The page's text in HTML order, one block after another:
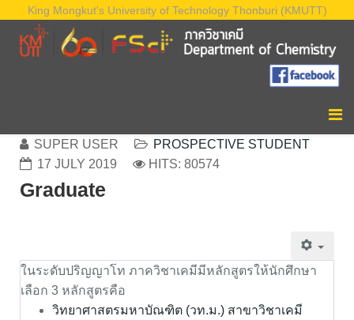
King Mongkut's University of Technology Thonburi (KMUTT)
SUPER USER
PROSPECTIVE STUDENT
17 JULY 2019
HITS: 80574
Graduate
ในระดับปริญญาโท ภาควิชาเคมีมีหลักสูตรให้นักศึกษา
เลือก 3 หลักสูตรคือ
วิทยาศาสตรมหาบัณฑิต (วท.ม.) สาขาวิชาเคมี